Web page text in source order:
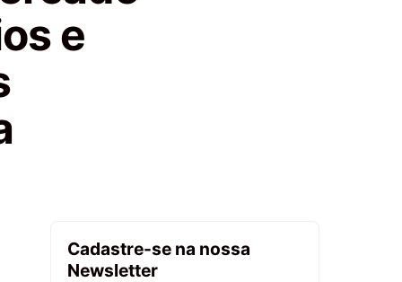
e
Cadastre-se na nossa
Newsletter